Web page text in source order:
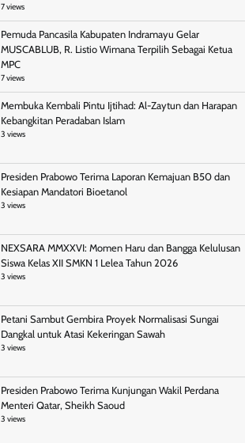
7 views
Pemuda Pancasila Kabupaten Indramayu Gelar
MUSCABLUB, R. Listio Wimana Terpilih Sebagai Ketua
MPC
7 views
Membuka Kembali Pintu Ijtihad: Al-Zaytun dan Harapan
Kebangkitan Peradaban Islam
3 views
Presiden Prabowo Terima Laporan Kemajuan B50 dan
Kesiapan Mandatori Bioetanol
3 views
NEXSARA MMXXVI: Momen Haru dan Bangga Kelulusan
Siswa Kelas XII SMKN 1 Lelea Tahun 2026
3 views
Petani Sambut Gembira Proyek Normalisasi Sungai
Dangkal untuk Atasi Kekeringan Sawah
3 views
Presiden Prabowo Terima Kunjungan Wakil Perdana
Menteri Qatar, Sheikh Saoud
3 views